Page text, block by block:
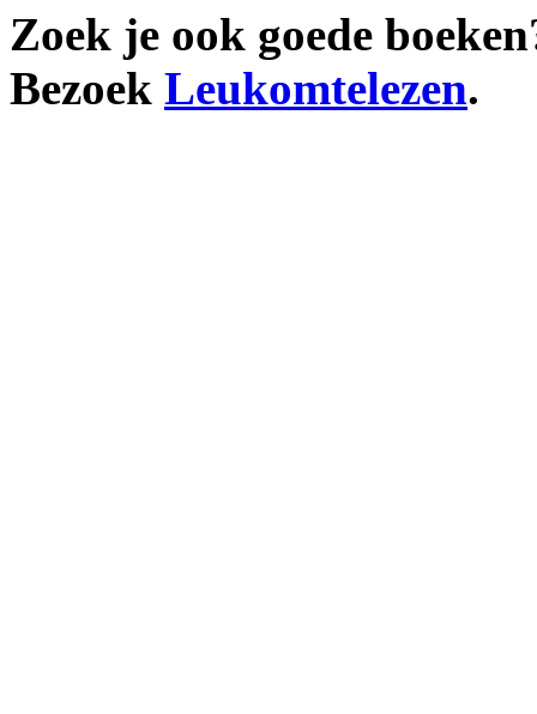
Zoek je ook goede
Bezoek Leukomtelezen.